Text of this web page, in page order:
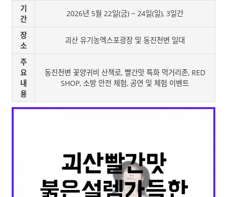
기
간
2026년 5월 22일(금) ~ 24일(일), 3일간
장
소
괴산 유기농엑스포광장 및 동진천변 일대
주
요
내
용
동진천변 꽃양귀비 산책로, 빨간맛 특화 먹거리존, RED
SHOP, 소방 안전 체험, 공연 및 체험 이벤트